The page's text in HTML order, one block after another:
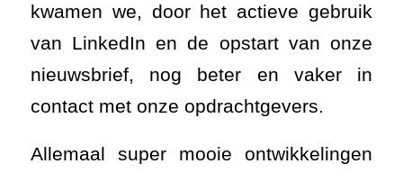
kwamen we, door het actieve gebruik
van LinkedIn en de opstart van onze
nieuwsbrief, nog beter en vaker in
contact met onze opdrachtgevers.
Allemaal super mooie ontwikkelingen